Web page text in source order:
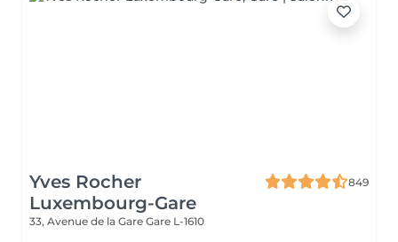
Yves Rocher
Luxembourg-Gare
849
33, Avenue de la Gare Gare L-1610